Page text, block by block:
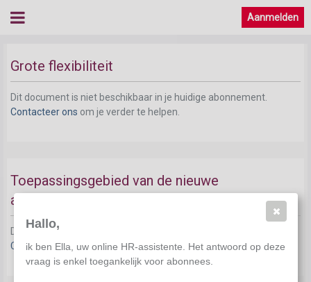
Aanmelden
Grote flexibiliteit
Dit document is niet beschikbaar in je huidige abonnement.
Contacteer ons om je verder te helpen.
Toepassingsgebied van de nieuwe
arbeidsregelingen
Dit document is niet beschikbaar in je huidige abonnement.
Contacteer onsom je verder te helpen.
Hallo,
ik ben Ella, uw online HR-assistente. Het antwoord op deze
vraag is enkel toegankelijk voor abonnees.